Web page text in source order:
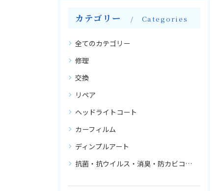
カテゴリー Categories
全てのカテゴリー
修理
交換
リペア
ヘッドライトコート
カーフィルム
ディンプルアート
抗菌・抗ウイルス・消臭・防カビコーティング